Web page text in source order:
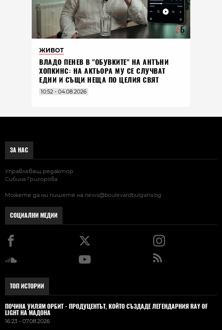
ЖИВОТ
ВЛАДO ПЕНЕВ В "ОБУВКИТЕ" НА АНТЪНИ
ХОПКИНС: НА АКТЬОРА МУ СЕ СЛУЧВАТ
ЕДНИ И СЪЩИ НЕЩА ПО ЦЕЛИЯ СВЯТ
10:52 - 04.08.2026
ЗА НАС
Управляващ редактор:
Сибина Григорова
Можете да ни пишете на news@boulevardbulgaria.bg
СОЦИАЛНИ МЕДИИ
ТОП ИСТОРИИ
ПОЧИНА УИЛЯМ ОРБИТ - ПРОДУЦЕНТЪТ, КОЙТО СЪЗДАДЕ ЛЕГЕНДАРНИЯ RAY OF
LIGHT НА МАДОНА
16:23 - 07.08.2026